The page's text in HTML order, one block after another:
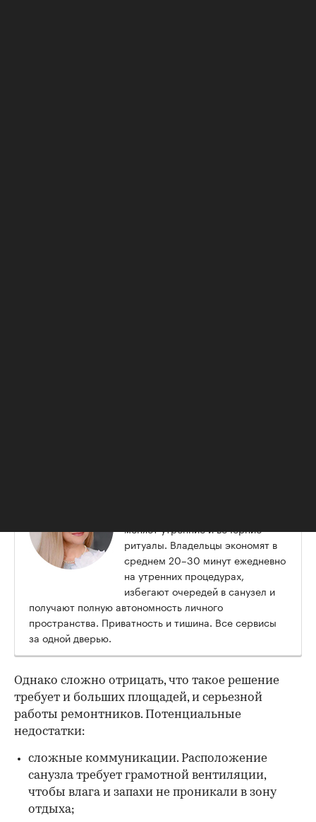
меняет утренние и вечерние
ритуалы. Владельцы экономят в
среднем 20–30 минут ежедневно
на утренних процедурах,
избегают очередей в санузел и
получают полную автономность личного
пространства. Приватность и тишина. Все сервисы
за одной дверью.
Однако сложно отрицать, что такое решение
требует и больших площадей, и серьезной
работы ремонтников. Потенциальные
недостатки:
сложные коммуникации. Расположение
санузла требует грамотной вентиляции,
чтобы влага и запахи не проникали в зону
отдыха;